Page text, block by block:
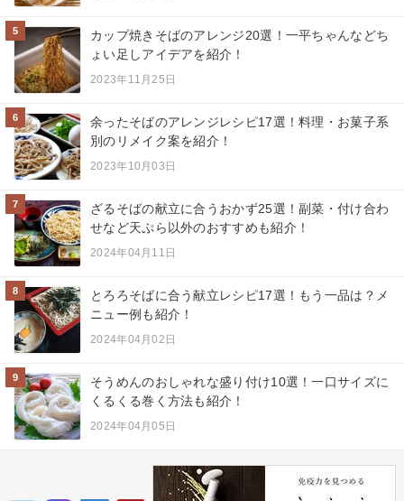
5
カップ焼きそばのアレンジ20選！一平ちゃんなどち
ょい足しアイデアを紹介！
2023年11月25日
6
余ったそばのアレンジレシピ17選！料理・お菓子系
別のリメイク案を紹介！
2023年10月03日
7
ざるそばの献立に合うおかず25選！副菜・付け合わ
せなど天ぷら以外のおすすめも紹介！
2024年04月11日
8
とろろそばに合う献立レシピ17選！もう一品は？メ
ニュー例も紹介！
2024年04月02日
9
そうめんのおしゃれな盛り付け10選！一口サイズに
くるくる巻く方法も紹介！
2024年04月05日